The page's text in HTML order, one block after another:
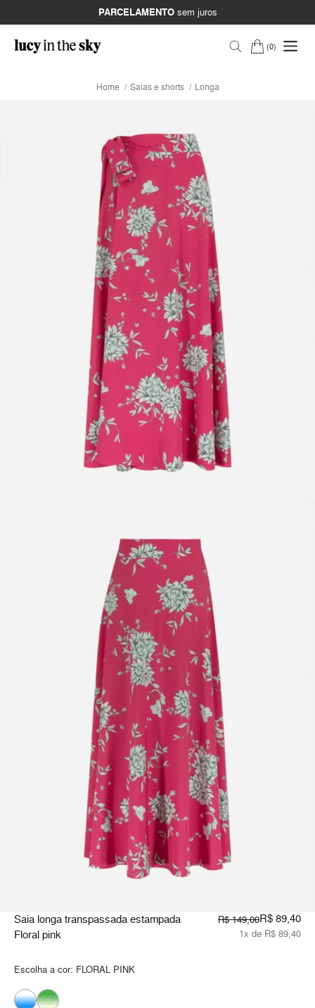
PARCELAMENTOsem juros
0
Home Saias e shorts Longa
Saia longa transpassada estampada
Floral pink
R$ 149,00R$ 89,40
1x de R$ 89,40
Escolha a cor: FLORAL PINK